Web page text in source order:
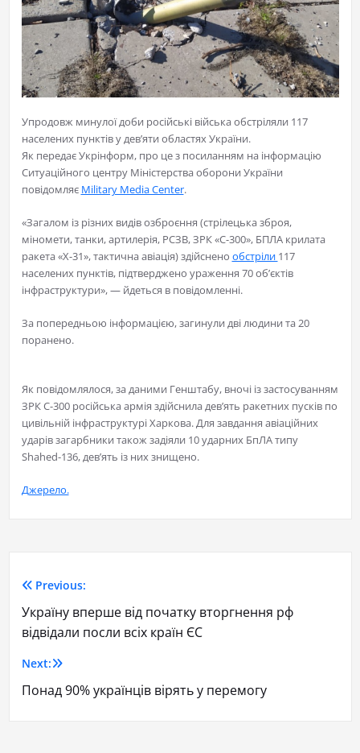
Упродовж минулої доби російські війська обстріляли 117
населених пунктів у дев’яти областях України.
Як передає Укрінформ, про це з посиланням на інформацію
Ситуаційного центру Міністерства оборони України
повідомляє Military Media Center.
«Загалом із різних видів озброєння (стрілецька зброя,
міномети, танки, артилерія, РСЗВ, ЗРК «С-300», БПЛА крилата
ракета «Х-31», тактична авіація) здійснено обстріли 117
населених пунктів, підтверджено ураження 70 об’єктів
інфраструктури», — йдеться в повідомленні.
За попередньою інформацією, загинули дві людини та 20
поранено.
Як повідомлялося, за даними Генштабу, вночі із застосуванням
ЗРК С-300 російська армія здійснила дев’ять ракетних пусків по
цивільній інфраструктурі Харкова. Для завдання авіаційних
ударів загарбники також задіяли 10 ударних БпЛА типу
Shahed-136, дев’ять із них знищено.
Джерело.
Previous:
Україну вперше від початку вторгнення рф
відвідали посли всіх країн ЄС
Next:
Понад 90% українців вірять у перемогу